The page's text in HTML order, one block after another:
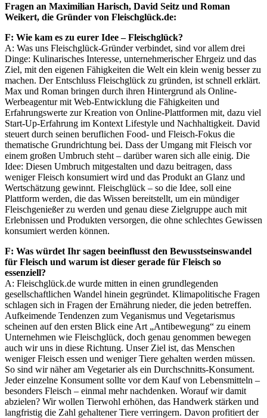
Fragen an Maximilian Harisch, David Seitz und Roman
Weikert, die Gründer von Fleischglück.de:
F: Wie kam es zu eurer Idee – Fleischglück?
A: Was uns Fleischglück-Gründer verbindet, sind vor allem drei
Dinge: Kulinarisches Interesse, unternehmerischer Ehrgeiz und das
Ziel, mit den eigenen Fähigkeiten die Welt ein klein wenig besser zu
machen. Der Entschluss Fleischglück zu gründen, ist schnell erklärt.
Max und Roman bringen durch ihren Hintergrund als Online-
Werbeagentur mit Web-Entwicklung die Fähigkeiten und
Erfahrungswerte zur Kreation von Online-Plattformen mit, dazu viel
Start-Up-Erfahrung im Kontext Lifestyle und Nachhaltigkeit. David
steuert durch seinen beruflichen Food- und Fleisch-Fokus die
thematische Grundrichtung bei. Dass der Umgang mit Fleisch vor
einem großen Umbruch steht – darüber waren sich alle einig. Die
Idee: Diesen Umbruch mitgestalten und dazu beitragen, dass
weniger Fleisch konsumiert wird und das Produkt an Glanz und
Wertschätzung gewinnt. Fleischglück – so die Idee, soll eine
Plattform werden, die das Wissen bereitstellt, um ein mündiger
Fleischgenießer zu werden und genau diese Zielgruppe auch mit
Erlebnissen und Produkten versorgen, die ohne schlechtes Gewissen
konsumiert werden können.
F: Was würdet Ihr sagen beeinflusst den Bewusstseinswandel
für Fleisch und warum ist dieser gerade für Fleisch so
essenziell?
A: Fleischglück.de wurde mitten in einen grundlegenden
gesellschaftlichen Wandel hinein gegründet. Klimapolitische Fragen
schlagen sich in Fragen der Ernährung nieder, die jeden betreffen.
Aufkeimende Tendenzen zum Veganismus und Vegetarismus
scheinen auf den ersten Blick eine Art „Antibewegung“ zu einem
Unternehmen wie Fleischglück, doch genau genommen bewegen
auch wir uns in diese Richtung. Unser Ziel ist, das Menschen
weniger Fleisch essen und weniger Tiere gehalten werden müssen.
So sind wir näher am Vegetarier als ein Durchschnitts-Konsument.
Jeder einzelne Konsument sollte vor dem Kauf von Lebensmitteln –
besonders Fleisch – einmal mehr nachdenken. Worauf wir damit
abzielen? Wir wollen Tierwohl erhöhen, das Handwerk stärken und
langfristig die Zahl gehaltener Tiere verringern. Davon profitiert der